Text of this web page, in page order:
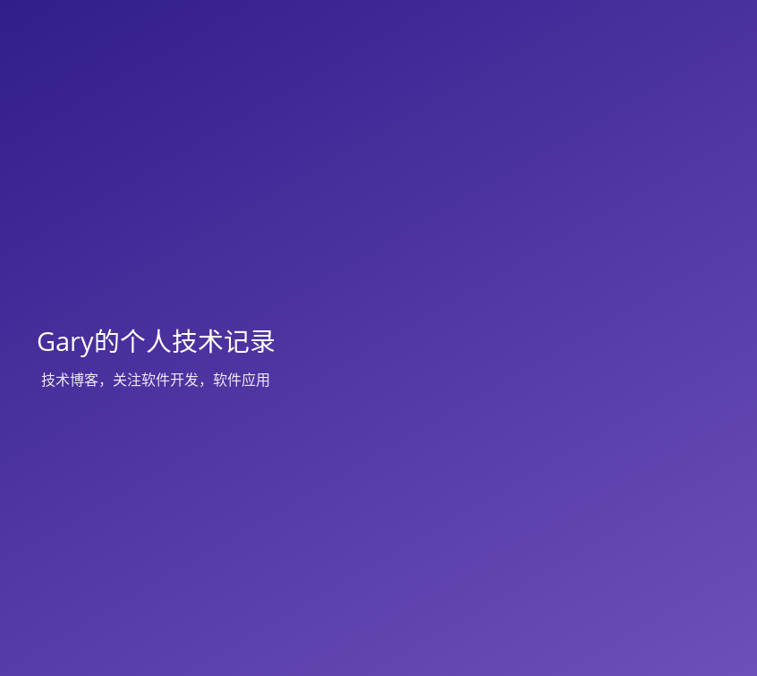
Gary的个人技术记录
技术博客，关注软件开发，软件应用